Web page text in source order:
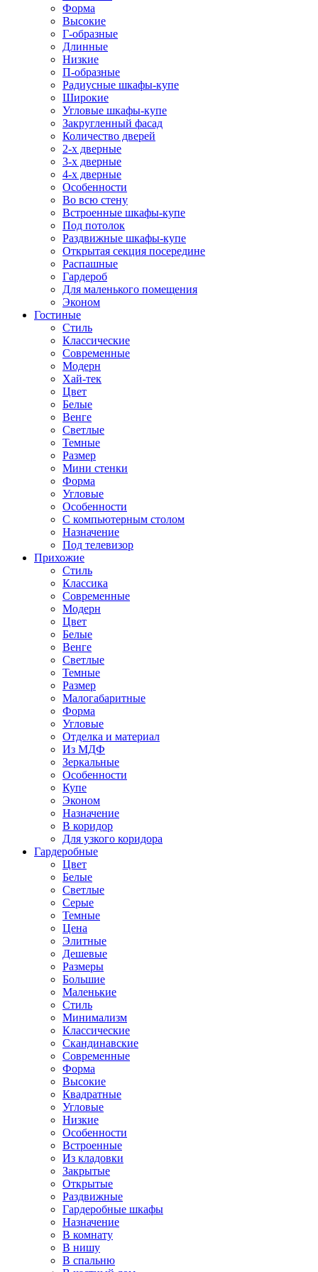
Форма
Высокие
Г-образные
Длинные
Низкие
П-образные
Радиусные шкафы-купе
Широкие
Угловые шкафы-купе
Закругленный фасад
Количество дверей
2-х дверные
3-х дверные
4-х дверные
Особенности
Во всю стену
Встроенные шкафы-купе
Под потолок
Раздвижные шкафы-купе
Открытая секция посередине
Распашные
Гардероб
Для маленького помещения
Эконом
Гостиные
Стиль
Классические
Современные
Модерн
Хай-тек
Цвет
Белые
Венге
Светлые
Темные
Размер
Мини стенки
Форма
Угловые
Особенности
С компьютерным столом
Назначение
Под телевизор
Прихожие
Стиль
Классика
Современные
Модерн
Цвет
Белые
Венге
Светлые
Темные
Размер
Малогабаритные
Форма
Угловые
Отделка и материал
Из МДФ
Зеркальные
Особенности
Купе
Эконом
Назначение
В коридор
Для узкого коридора
Гардеробные
Цвет
Белые
Светлые
Серые
Темные
Цена
Элитные
Дешевые
Размеры
Большие
Маленькие
Стиль
Минимализм
Классические
Скандинавские
Современные
Форма
Высокие
Квадратные
Угловые
Низкие
Особенности
Встроенные
Из кладовки
Закрытые
Открытые
Раздвижные
Гардеробные шкафы
Назначение
В комнату
В нишу
В спальню